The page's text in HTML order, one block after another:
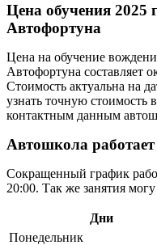
Цена обучения
Автофортуна
Цена на обучение
Автофортуна составляет
Стоимость актуальна на
узнать точную стоимость
контактным данным
Автошкола
Сокращенный график
20:00. Так же занятия
Дни
Понедельник